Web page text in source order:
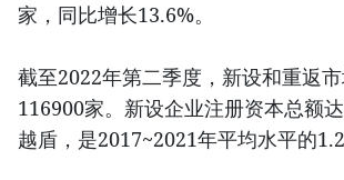
家，同比增长13.6%。
截至2022年第二季度，新设和重返
116900家。新设企业注册资本总额
越盾，是2017~2021年平均水平的1.2